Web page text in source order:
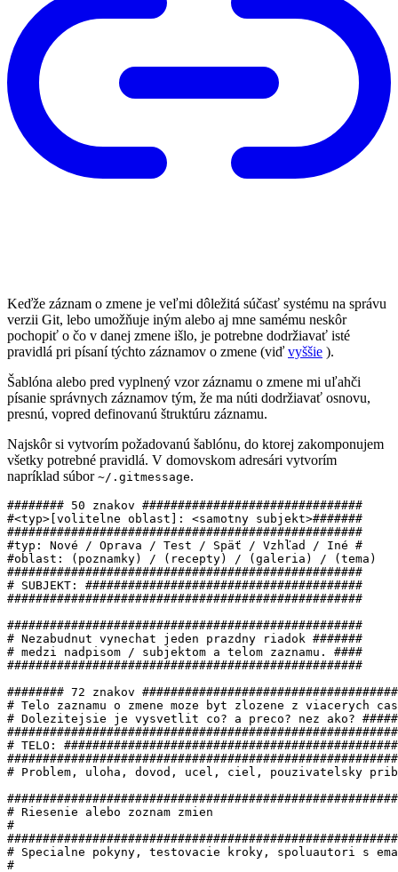
Keďže záznam o zmene je veľmi dôležitá súčasť systému na správu
verzii Git, lebo umožňuje iným alebo aj mne samému neskôr
pochopiť o čo v danej zmene išlo, je potrebne dodržiavať isté
pravidlá pri písaní týchto záznamov o zmene (viď vyššie ).
Šablóna alebo pred vyplnený vzor záznamu o zmene mi uľahči
písanie správnych záznamov tým, že ma núti dodržiavať osnovu,
presnú, vopred definovanú štruktúru záznamu.
Najskôr si vytvorím požadovanú šablónu, do ktorej zakomponujem
všetky potrebné pravidlá. V domovskom adresári vytvorím
napríklad súbor ~/.gitmessage.
######## 50 znakov ###############################
#<typ>[volitelne oblast]: <samotny subjekt>#######
##################################################
#typ: Nové / Oprava / Test / Späť / Vzhľad / Iné #
#oblast: (poznamky) / (recepty) / (galeria) / (tema)
##################################################
# SUBJEKT: #######################################
##################################################
##################################################
# Nezabudnut vynechat jeden prazdny riadok #######
# medzi nadpisom / subjektom a telom zaznamu. ####
##################################################
######## 72 znakov
# Telo zaznamu o zmene moze byt zlozene z viacerych
# Dolezitejsie je vysvetlit co? a preco? nez ako?
# TELO:
# Problem, uloha, dovod, ucel, ciel, pouzivatelsky
# Riesenie alebo zoznam zmien
#
# Specialne pokyny, testovacie kroky, spoluautori s